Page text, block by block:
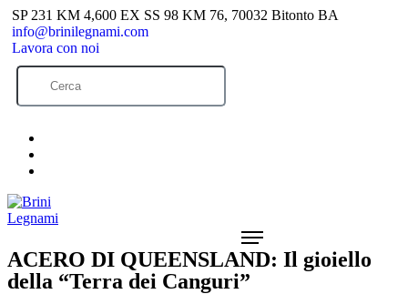
SP 231 KM 4,600 EX SS 98 KM 76, 70032 Bitonto BA
info@brinilegnami.com
Lavora con noi
ACERO DI QUEENSLAND: Il gioiello
della “Terra dei Canguri”